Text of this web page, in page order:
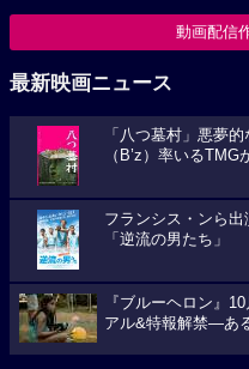
動画配信
最新映画ニュース
「八つ墓村」悪夢
（B’z）率いるTMG
フランシス・ンら
「逆流の男たち」
『ブルーヘロン』
アル&特報解禁―あ